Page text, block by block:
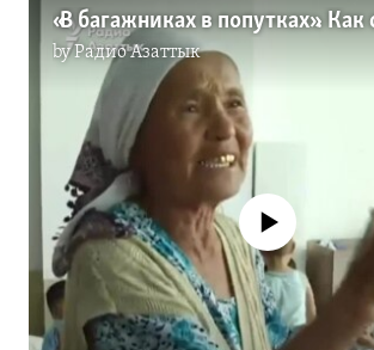
byРадио Азаттык
No media source currently